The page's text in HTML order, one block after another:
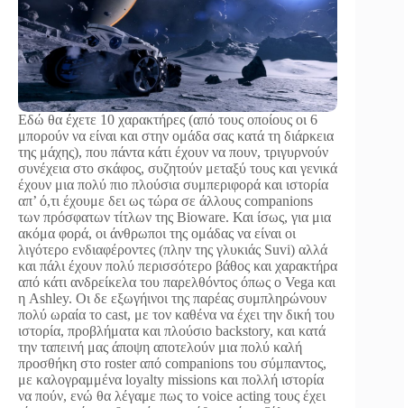
Εδώ θα έχετε 10 χαρακτήρες (από τους οποίους οι 6
μπορούν να είναι και στην ομάδα σας κατά τη διάρκεια
της μάχης), που πάντα κάτι έχουν να πουν, τριγυρνούν
συνέχεια στο σκάφος, συζητούν μεταξύ τους και γενικά
έχουν μια πολύ πιο πλούσια συμπεριφορά και ιστορία
απ’ ό,τι έχουμε δει ως τώρα σε άλλους companions
των πρόσφατων τίτλων της Bioware. Και ίσως, για μια
ακόμα φορά, οι άνθρωποι της ομάδας να είναι οι
λιγότερο ενδιαφέροντες (πλην της γλυκιάς Suvi) αλλά
και πάλι έχουν πολύ περισσότερο βάθος και χαρακτήρα
από κάτι ανδρείκελα του παρελθόντος όπως ο Vega και
η Ashley. Οι δε εξωγήινοι της παρέας συμπληρώνουν
πολύ ωραία το cast, με τον καθένα να έχει την δική του
ιστορία, προβλήματα και πλούσιο backstory, και κατά
την ταπεινή μας άποψη αποτελούν μια πολύ καλή
προσθήκη στο roster από companions του σύμπαντος,
με καλογραμμένα loyalty missions και πολλή ιστορία
να πούν, ενώ θα λέγαμε πως το voice acting τους έχει